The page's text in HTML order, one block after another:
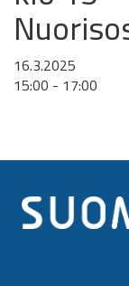
16.3.2025
15:00 - 17:00